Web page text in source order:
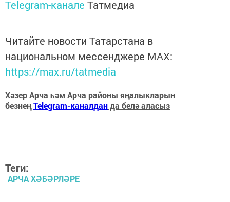
Telegram-канале Татмедиа
Читайте новости Татарстана в
национальном мессенджере MАХ:
https://max.ru/tatmedia
Хәзер Арча һәм Арча районы яңалыкларын
безнеңTelegram-каналданда белә аласыз
Теги:
АРЧА ХӘБӘРЛӘРЕ